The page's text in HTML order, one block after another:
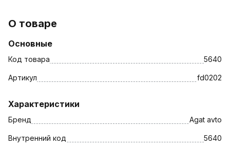
О товаре
Основные
Код товара 5640
Артикул fd0202
Характеристики
Бренд Agat avto
Внутренний код 5640